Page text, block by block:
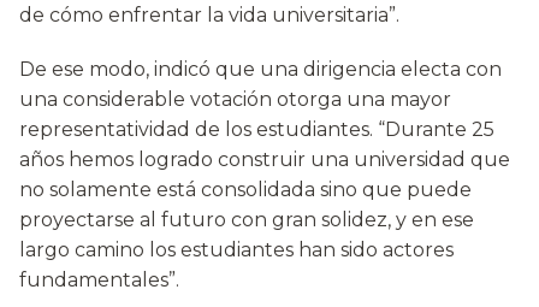
de cómo enfrentar la vida universitaria”.
De ese modo, indicó que una dirigencia electa con
una considerable votación otorga una mayor
representatividad de los estudiantes. “Durante 25
años hemos logrado construir una universidad que
no solamente está consolidada sino que puede
proyectarse al futuro con gran solidez, y en ese
largo camino los estudiantes han sido actores
fundamentales”.